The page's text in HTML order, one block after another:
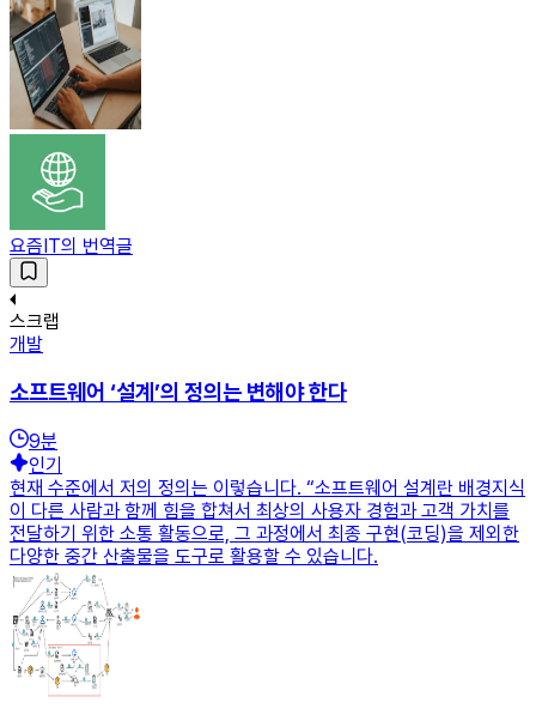
요즘IT의 번역글
스크랩
개발
소프트웨어 ‘설계’의 정의는 변해야 한다
9분
인기
현재 수준에서 저의 정의는 이렇습니다. “소프트웨어 설계란 배경지식
이 다른 사람과 함께 힘을 합쳐서 최상의 사용자 경험과 고객 가치를
전달하기 위한 소통 활동으로, 그 과정에서 최종 구현(코딩)을 제외한
다양한 중간 산출물을 도구로 활용할 수 있습니다.